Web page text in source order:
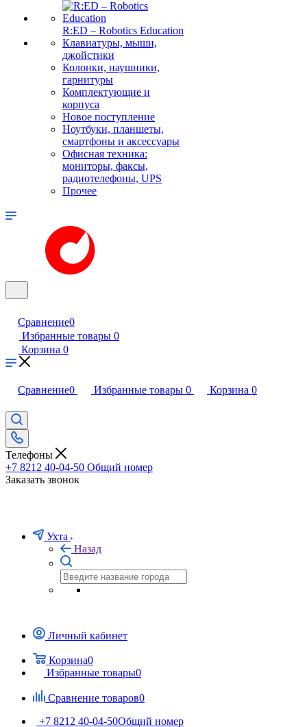
R:ED – Robotics Education
Клавиатуры, мыши,
джойстики
Колонки, наушники,
гарнитуры
Комплектующие и
корпуса
Новое поступление
Ноутбуки, планшеты,
смартфоны и аксессуары
Офисная техника:
мониторы, факсы,
радиотелефоны, UPS
Прочее
Сравнение0
Избранные товары 0
Корзина 0
Сравнение0 Избранные товары 0 Корзина 0
Телефоны
+7 8212 40-04-50 Общий номер
Заказать звонок
Ухта
Назад
Личный кабинет
Корзина0
Избранные товары0
Сравнение товаров0
+7 8212 40-04-50Общий номер